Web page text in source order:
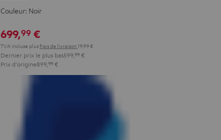
Couleur: Noir
699,99 €
TVA incluse plusfrais de livraison 19,99 €
Dernier prix le plus bas599, 99 €
Prix d'origine899, 99 €